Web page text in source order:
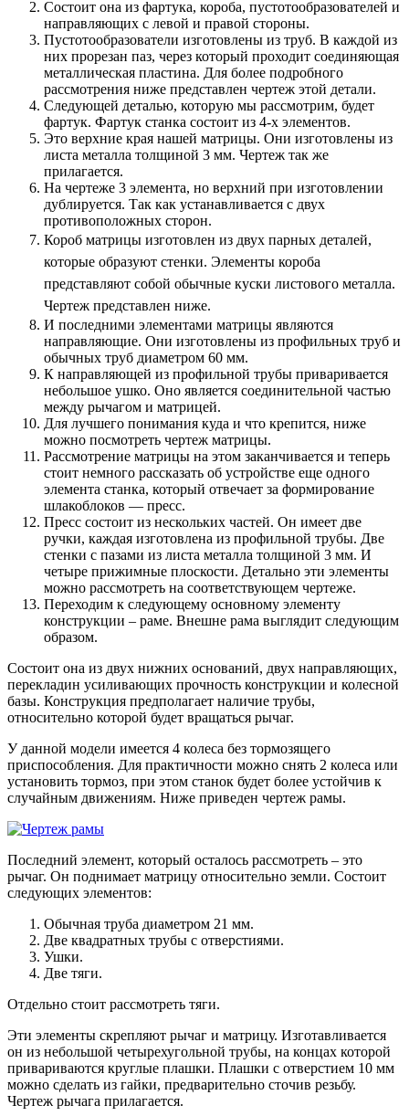
Состоит она из фартука, короба, пустотообразователей и
направляющих с левой и правой стороны.
Пустотообразователи изготовлены из труб. В каждой из
них прорезан паз, через который проходит соединяющая
металлическая пластина. Для более подробного
рассмотрения ниже представлен чертеж этой детали.
Следующей деталью, которую мы рассмотрим, будет
фартук. Фартук станка состоит из 4-х элементов.
Это верхние края нашей матрицы. Они изготовлены из
листа металла толщиной 3 мм. Чертеж так же
прилагается.
На чертеже 3 элемента, но верхний при изготовлении
дублируется. Так как устанавливается с двух
противоположных сторон.
Короб матрицы изготовлен из двух парных деталей,
которые образуют стенки. Элементы короба
представляют собой обычные куски листового металла.
Чертеж представлен ниже.
И последними элементами матрицы являются
направляющие. Они изготовлены из профильных труб и
обычных труб диаметром 60 мм.
К направляющей из профильной трубы приваривается
небольшое ушко. Оно является соединительной частью
между рычагом и матрицей.
Для лучшего понимания куда и что крепится, ниже
можно посмотреть чертеж матрицы.
Рассмотрение матрицы на этом заканчивается и теперь
стоит немного рассказать об устройстве еще одного
элемента станка, который отвечает за формирование
шлакоблоков — пресс.
Пресс состоит из нескольких частей. Он имеет две
ручки, каждая изготовлена из профильной трубы. Две
стенки с пазами из листа металла толщиной 3 мм. И
четыре прижимные плоскости. Детально эти элементы
можно рассмотреть на соответствующем чертеже.
Переходим к следующему основному элементу
конструкции – раме. Внешне рама выглядит следующим
образом.
Состоит она из двух нижних оснований, двух направляющих,
перекладин усиливающих прочность конструкции и колесной
базы. Конструкция предполагает наличие трубы,
относительно которой будет вращаться рычаг.
У данной модели имеется 4 колеса без тормозящего
приспособления. Для практичности можно снять 2 колеса или
установить тормоз, при этом станок будет более устойчив к
случайным движениям. Ниже приведен чертеж рамы.
Последний элемент, который осталось рассмотреть – это
рычаг. Он поднимает матрицу относительно земли. Состоит
следующих элементов:
Обычная труба диаметром 21 мм.
Две квадратных трубы с отверстиями.
Ушки.
Две тяги.
Отдельно стоит рассмотреть тяги.
Эти элементы скрепляют рычаг и матрицу. Изготавливается
он из небольшой четырехугольной трубы, на концах которой
привариваются круглые плашки. Плашки с отверстием 10 мм
можно сделать из гайки, предварительно сточив резьбу.
Чертеж рычага прилагается.